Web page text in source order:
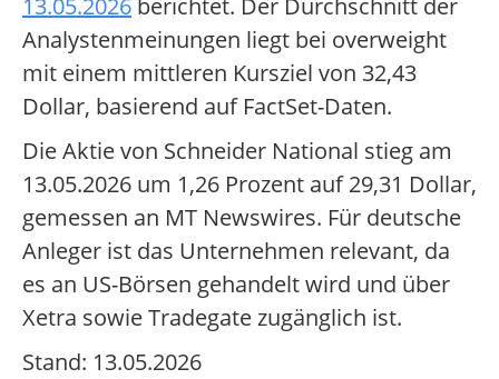
13.05.2026 berichtet. Der Durchschnitt der
Analystenmeinungen liegt bei overweight
mit einem mittleren Kursziel von 32,43
Dollar, basierend auf FactSet-Daten.
Die Aktie von Schneider National stieg am
13.05.2026 um 1,26 Prozent auf 29,31 Dollar,
gemessen an MT Newswires. Für deutsche
Anleger ist das Unternehmen relevant, da
es an US-Börsen gehandelt wird und über
Xetra sowie Tradegate zugänglich ist.
Stand: 13.05.2026